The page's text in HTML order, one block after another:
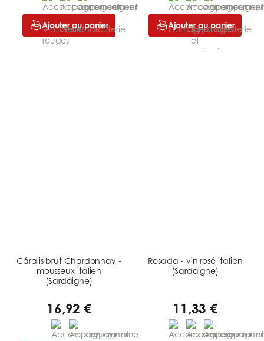
Ajouter au panier Ajouter au panier
Cáralis brut Chardonnay -
mousseux italien
(Sardaigne)
16,92 €
Rosada - vin rosé italien
(Sardaigne)
11,33 €